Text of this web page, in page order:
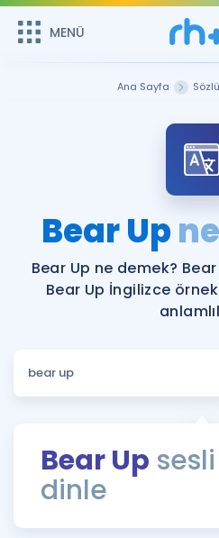
MENÜ
Şifremi
ÜYE
Sepetin Şu
Remzi Hoca ile seni sınava
bekliyor!
MENÜ
Katılımcı Görüşleri
Faydalı Araçlar
Sözlük
Rehberlik Aracı
ÖSYM Sınav Takvimi
Hakkımızda
Ana Sayfa
Bear Up
Bear Up ne demek?
Bear Up İngilizce
Bear Up sesli
dinle